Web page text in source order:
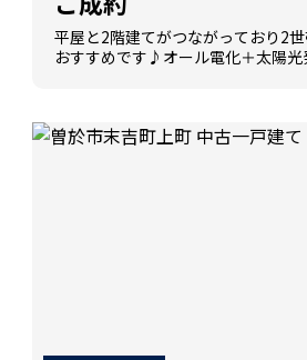
平屋と2階建てがつながっており2
おすすめです♪オール電化＋太陽光